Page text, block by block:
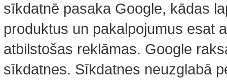
sīkdatnē pasaka Google, kādas
produktus un pakalpojumus esat
atbilstošas reklāmas. Google
sīkdatnes. Sīkdatnes neuzglabā